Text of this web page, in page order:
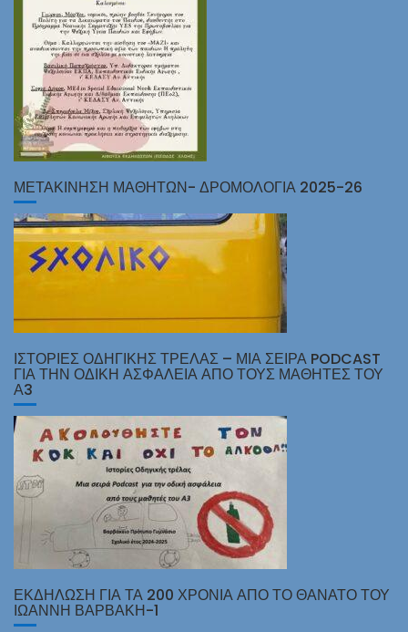
ΜΕΤΑΚΙΝΗΣΗ ΜΑΘΗΤΩΝ- ΔΡΟΜΟΛΟΓΙΑ 2025-26
ΙΣΤΟΡΊΕΣ ΟΔΗΓΙΚΉΣ ΤΡΈΛΑΣ – ΜΙΑ ΣΕΙΡΆ PODCAST
ΓΙΑ ΤΗΝ ΟΔΙΚΉ ΑΣΦΆΛΕΙΑ ΑΠΌ ΤΟΥΣ ΜΑΘΗΤΈΣ ΤΟΥ
Α3
ΕΚΔΗΛΩΣΗ ΓΙΑ ΤΑ 200 ΧΡΟΝΙΑ ΑΠΟ ΤΟ ΘΑΝΑΤΟ ΤΟΥ
ΙΩΑΝΝΗ ΒΑΡΒΑΚΗ-1